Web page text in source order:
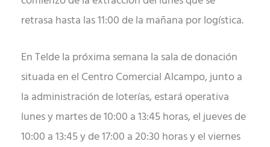
retrasa hasta las 11:00 de la mañana por logística.
En Telde la próxima semana la sala de donación
situada en el Centro Comercial Alcampo, junto a
la administración de loterías, estará operativa
lunes y martes de 10:00 a 13:45 horas, el jueves de
10:00 a 13:45 y de 17:00 a 20:30 horas y el viernes